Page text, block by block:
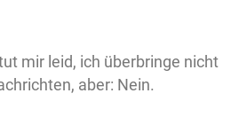
mir leid, ich überbringe nicht
aber: Nein.